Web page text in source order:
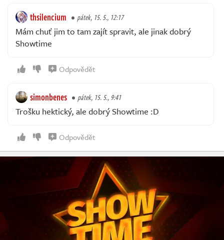
thsilencium pátek, 15. 5., 12:17
Mám chuť jim to tam zajít spravit, ale jinak dobrý
Showtime
Odpovědět
simonbenes pátek, 15. 5., 9:41
Trošku hektický, ale dobrý Showtime :D
Odpovědět